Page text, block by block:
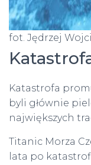
fot. Jędrzej
Katastrofa
byli głównie
największych
Titanic Morza
lata po